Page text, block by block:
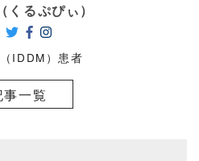
るぷぴぃ）
IDDM）患者
事一覧